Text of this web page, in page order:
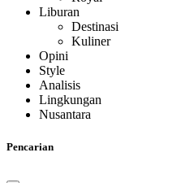
Liburan
Destinasi
Kuliner
Opini
Style
Analisis
Lingkungan
Nusantara
Pencarian